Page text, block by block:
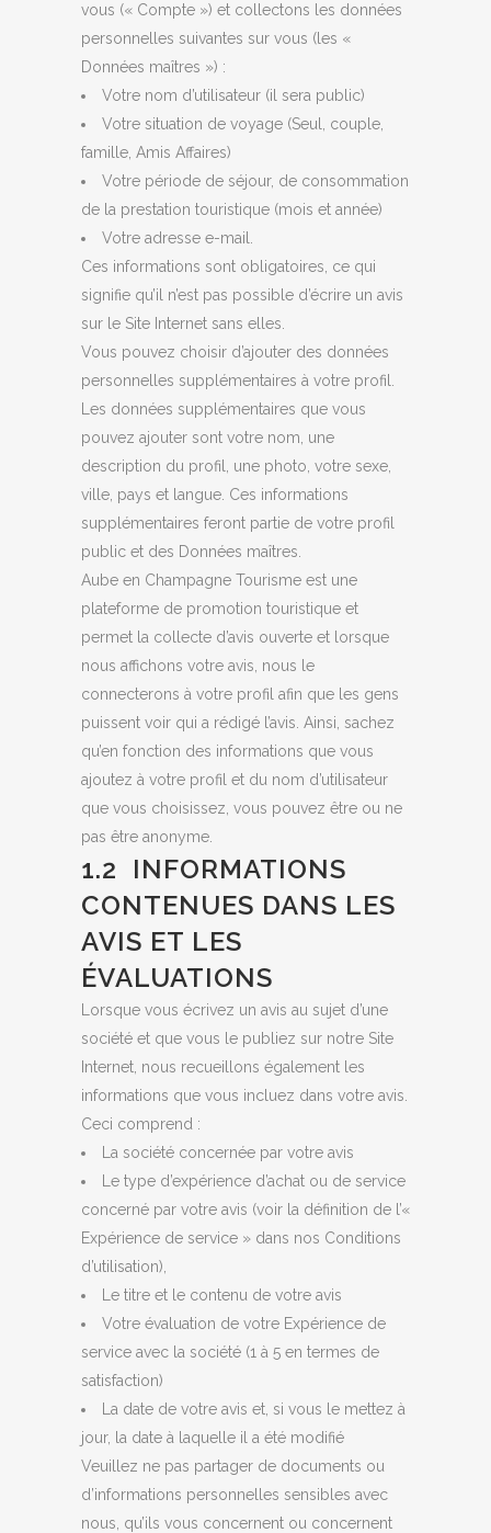
vous (« Compte ») et collectons les données
personnelles suivantes sur vous (les «
Données maîtres ») :
Votre nom d’utilisateur (il sera public)
Votre situation de voyage (Seul, couple,
famille, Amis Affaires)
Votre période de séjour, de consommation
de la prestation touristique (mois et année)
Votre adresse e-mail.
Ces informations sont obligatoires, ce qui
signifie qu’il n’est pas possible d’écrire un avis
sur le Site Internet sans elles.
Vous pouvez choisir d’ajouter des données
personnelles supplémentaires à votre profil.
Les données supplémentaires que vous
pouvez ajouter sont votre nom, une
description du profil, une photo, votre sexe,
ville, pays et langue. Ces informations
supplémentaires feront partie de votre profil
public et des Données maîtres.
Aube en Champagne Tourisme est une
plateforme de promotion touristique et
permet la collecte d’avis ouverte et lorsque
nous affichons votre avis, nous le
connecterons à votre profil afin que les gens
puissent voir qui a rédigé l’avis. Ainsi, sachez
qu’en fonction des informations que vous
ajoutez à votre profil et du nom d’utilisateur
que vous choisissez, vous pouvez être ou ne
pas être anonyme.
1.2 INFORMATIONS
CONTENUES DANS LES
AVIS ET LES
ÉVALUATIONS
Lorsque vous écrivez un avis au sujet d’une
société et que vous le publiez sur notre Site
Internet, nous recueillons également les
informations que vous incluez dans votre avis.
Ceci comprend :
La société concernée par votre avis
Le type d’expérience d’achat ou de service
concerné par votre avis (voir la définition de l’«
Expérience de service » dans nos Conditions
d’utilisation),
Le titre et le contenu de votre avis
Votre évaluation de votre Expérience de
service avec la société (1 à 5 en termes de
satisfaction)
La date de votre avis et, si vous le mettez à
jour, la date à laquelle il a été modifié
Veuillez ne pas partager de documents ou
d’informations personnelles sensibles avec
nous, qu’ils vous concernent ou concernent